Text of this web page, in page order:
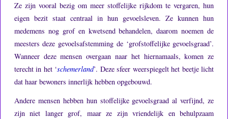
Ze zijn vooral bezig om meer stoffelijke rijkdom te vergaren, hun
eigen bezit staat centraal in hun gevoelsleven.Ze kunnen hun
medemens nog grof en kwetsend behandelen, daarom noemen de
meesters deze gevoelsafstemming de ‘grofstoffelijke gevoelsgraad’.
Wanneer deze mensen overgaan naar het hiernamaals, komen ze
terecht in het ‘schemerland’. Deze sfeer weerspiegelt het beetje licht
dat haar bewoners innerlijk hebben opgebouwd.
Andere mensen hebben hun stoffelijke gevoelsgraad al verfijnd, ze
zijn niet langer grof, maar ze zijn vriendelijk en behulpzaam